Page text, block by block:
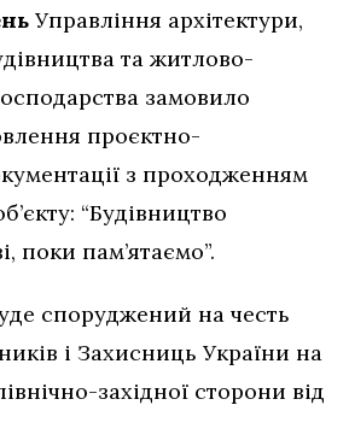
Управління архітектури,
та житлово-
замовило
проєктно-
з проходженням
“Будівництво
поки пам’ятаємо”.
споруджений на честь
і Захисниць України на
західної сторони від